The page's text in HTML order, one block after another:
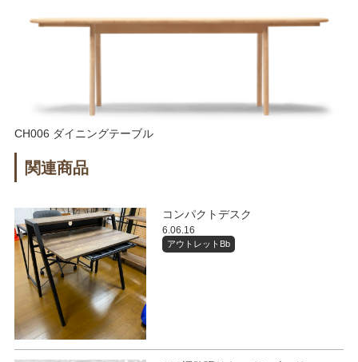
CH006 ダイニングテーブル
関連商品
コンパクトデスク
6.06.16
アウトレットBb